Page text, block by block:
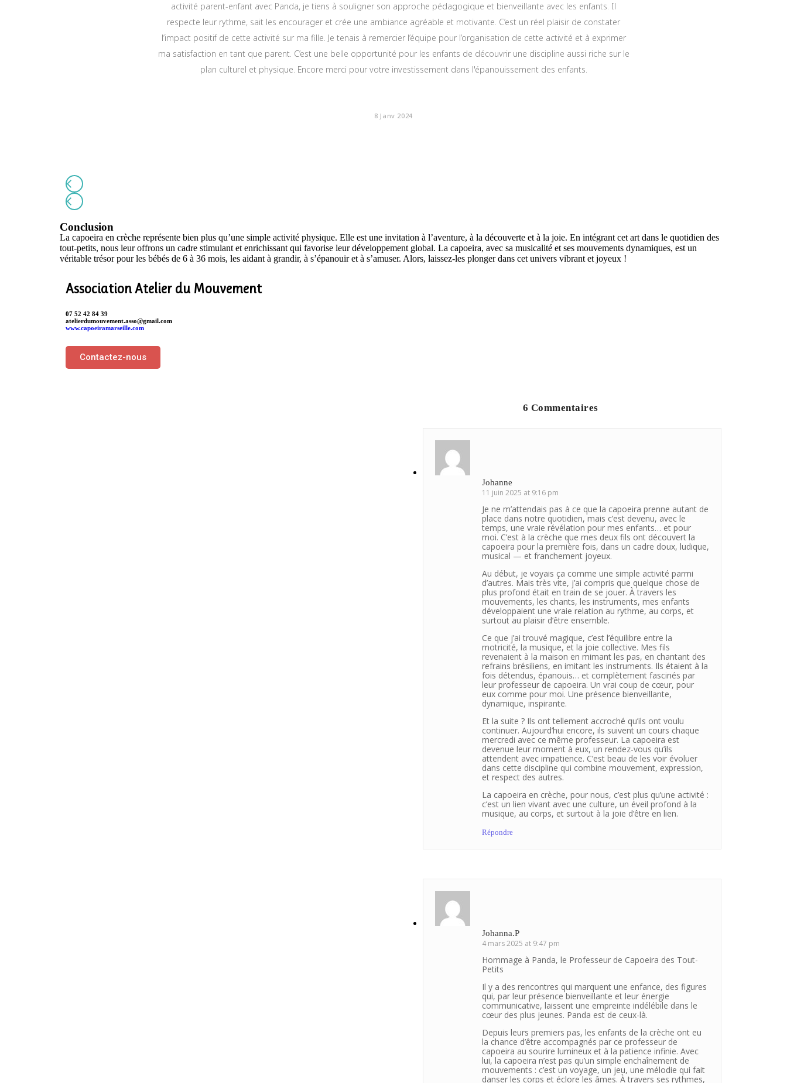
activité parent-enfant avec Panda, je tiens à souligner son approche pédagogique et bienveillante avec les enfants. Il
respecte leur rythme, sait les encourager et crée une ambiance agréable et motivante. C’est un réel plaisir de constater
l’impact positif de cette activité sur ma fille. Je tenais à remercier l’équipe pour l’organisation de cette activité et à exprimer
ma satisfaction en tant que parent. C’est une belle opportunité pour les enfants de découvrir une discipline aussi riche sur le
plan culturel et physique. Encore merci pour votre investissement dans l'épanouissement des enfants.
8 Janv 2024
Conclusion
La capoeira en crèche représente bien plus qu’une simple activité physique. Elle est une invitation à l’aventure, à la découverte et à la joie. En intégrant cet art dans le quotidien des
tout-petits, nous leur offrons un cadre stimulant et enrichissant qui favorise leur développement global. La capoeira, avec sa musicalité et ses mouvements dynamiques, est un
véritable trésor pour les bébés de 6 à 36 mois, les aidant à grandir, à s’épanouir et à s’amuser. Alors, laissez-les plonger dans cet univers vibrant et joyeux !
Association Atelier du Mouvement
07 52 42 84 39
atelierdumouvement.asso@gmail.com
www.capoeiramarseille.com
Contactez-nous
6 Commentaires
Johanne
11 juin 2025 at 9:16 pm
Je ne m’attendais pas à ce que la capoeira prenne autant de
place dans notre quotidien, mais c’est devenu, avec le
temps, une vraie révélation pour mes enfants… et pour
moi. C’est à la crèche que mes deux fils ont découvert la
capoeira pour la première fois, dans un cadre doux, ludique,
musical — et franchement joyeux.
Au début, je voyais ça comme une simple activité parmi
d’autres. Mais très vite, j’ai compris que quelque chose de
plus profond était en train de se jouer. À travers les
mouvements, les chants, les instruments, mes enfants
développaient une vraie relation au rythme, au corps, et
surtout au plaisir d’être ensemble.
Ce que j’ai trouvé magique, c’est l’équilibre entre la
motricité, la musique, et la joie collective. Mes fils
revenaient à la maison en mimant les pas, en chantant des
refrains brésiliens, en imitant les instruments. Ils étaient à la
fois détendus, épanouis… et complètement fascinés par
leur professeur de capoeira. Un vrai coup de cœur, pour
eux comme pour moi. Une présence bienveillante,
dynamique, inspirante.
Et la suite ? Ils ont tellement accroché qu’ils ont voulu
continuer. Aujourd’hui encore, ils suivent un cours chaque
mercredi avec ce même professeur. La capoeira est
devenue leur moment à eux, un rendez-vous qu’ils
attendent avec impatience. C’est beau de les voir évoluer
dans cette discipline qui combine mouvement, expression,
et respect des autres.
La capoeira en crèche, pour nous, c’est plus qu’une activité :
c’est un lien vivant avec une culture, un éveil profond à la
musique, au corps, et surtout à la joie d’être en lien.
Répondre
Johanna.P
4 mars 2025 at 9:47 pm
Hommage à Panda, le Professeur de Capoeira des Tout-
Petits
Il y a des rencontres qui marquent une enfance, des figures
qui, par leur présence bienveillante et leur énergie
communicative, laissent une empreinte indélébile dans le
cœur des plus jeunes. Panda est de ceux-là.
Depuis leurs premiers pas, les enfants de la crèche ont eu
la chance d’être accompagnés par ce professeur de
capoeira au sourire lumineux et à la patience infinie. Avec
lui, la capoeira n’est pas qu’un simple enchaînement de
mouvements : c’est un voyage, un jeu, une mélodie qui fait
danser les corps et éclore les âmes. À travers ses rythmes,